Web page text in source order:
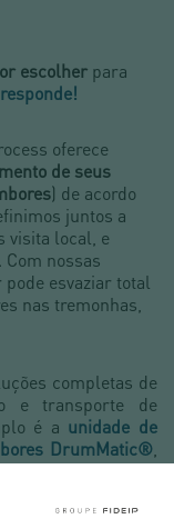
escolher para
oferece
de seus
) de acordo
juntos a
visita local, e
nossas
esvaziar total
nas tremonhas,
completas de
e transporte de
é a unidade de
DrumMatic®
e um robô
ótima segurança